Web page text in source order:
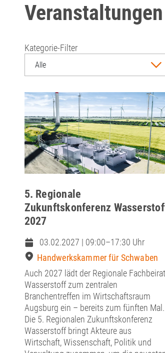
Kategorie-Filter
Alle
5. Regionale
Zukunftskonferenz
2027
03.02.2027 | 09:00–17:30 Uhr
Handwerkskammer für Schwaben
Auch 2027 lädt der Regionale Fachbeirat
Wasserstoff zum zentralen
Branchentreffen im Wirtschaftsraum
Augsburg ein – bereits zum fünften Mal.
Die 5. Regionalen Zukunftskonferenz
Wasserstoff bringt Akteure aus
Wirtschaft, Wissenschaft, Politik und